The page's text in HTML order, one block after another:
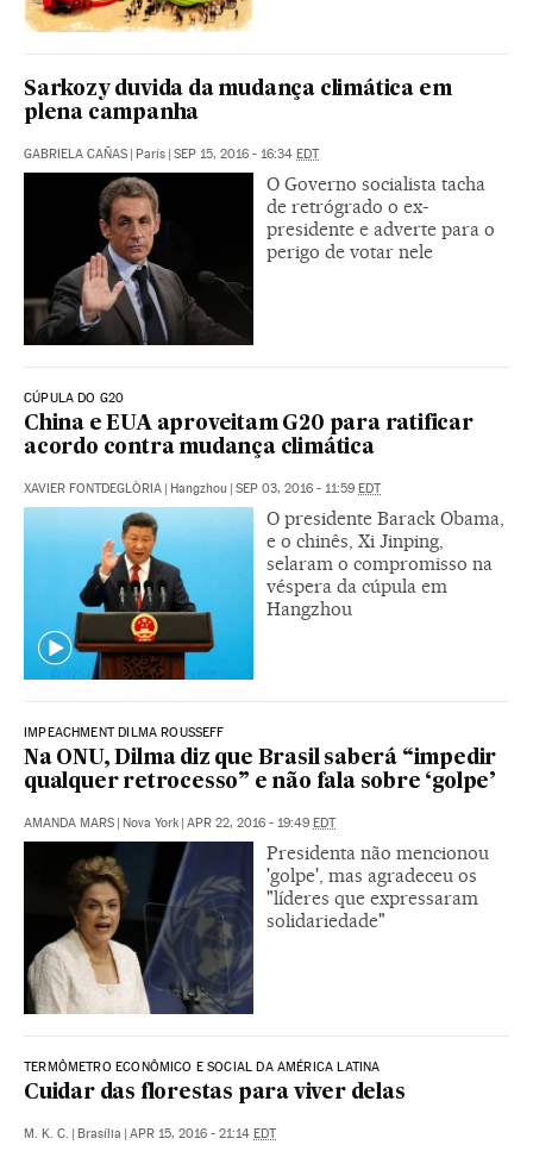
Sarkozy duvida da mudança climática em
plena campanha
GABRIELA CAÑAS París SEP 15, 2016 - 16:34 EDT
O Governo socialista tacha
de retrógrado o ex-
presidente e adverte para o
perigo de votar nele
CÚPULA DO G20
China e EUA aproveitam G20 para ratificar
acordo contra mudança climática
XAVIER FONTDEGLÒRIA Hangzhou SEP 03, 2016 - 11:59 EDT
O presidente Barack Obama,
e o chinês, Xi Jinping,
selaram o compromisso na
véspera da cúpula em
Hangzhou
IMPEACHMENT DILMA ROUSSEFF
Na ONU, Dilma diz que Brasil saberá “impedir
qualquer retrocesso” e não fala sobre ‘golpe’
AMANDA MARS Nova York APR 22, 2016 - 19:49 EDT
Presidenta não mencionou
'golpe', mas agradeceu os
"líderes que expressaram
solidariedade"
TERMÔMETRO ECONÔMICO E SOCIAL DA AMÉRICA LATINA
Cuidar das florestas para viver delas
M. K. C. Brasília APR 15, 2016 - 21:14 EDT